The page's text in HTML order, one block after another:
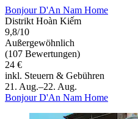
Bonjour D'An Nam Home
Distrikt Hoàn Kiếm
9,8/10
Außergewöhnlich
(107 Bewertungen)
24 €
inkl. Steuern & Gebühren
21. Aug.–22. Aug.
Bonjour D'An Nam Home